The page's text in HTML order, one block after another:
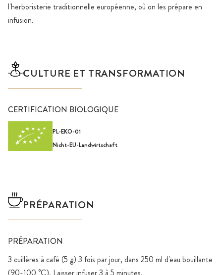
l'herboristerie traditionnelle européenne, où on les prépare en
infusion.
CULTURE ET TRANSFORMATION
CERTIFICATION BIOLOGIQUE
PL-EKO-01
Nicht-EU-Landwirtschaft
PRÉPARATION
PRÉPARATION
3 cuillères à café (5 g) 3 fois par jour, dans 250 ml d'eau bouillante